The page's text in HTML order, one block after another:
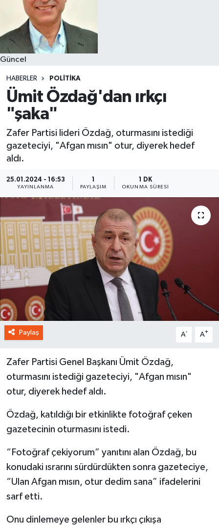
Güncel
HABERLER POLITIKA
Ümit Özdağ'dan ırkçı
"şaka"
Zafer Partisi lideri Özdağ, oturmasını istediği
gazeteciyi, "Afgan mısın" otur, diyerek hedef
aldı.
25.01.2024 - 16:53
YAYINLANMA
1
PAYLAŞIM
1 DK
OKUNMA SÜRESI
Paylaş A- A+
Zafer Partisi Genel Başkanı Ümit Özdağ,
oturmasını istediği gazeteciyi, "Afgan mısın"
otur, diyerek hedef aldı.
Özdağ, katıldığı bir etkinlikte fotoğraf çeken
gazetecinin oturmasını istedi.
“Fotoğraf çekiyorum” yanıtını alan Özdağ, bu
konudaki ısrarını sürdürdükten sonra gazeteciye,
“Ulan Afgan mısın, otur dedim sana” ifadelerini
sarf etti.
Onu dinlemeye gelenler bu ırkçı çıkışa